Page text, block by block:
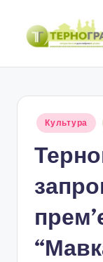
Перейти
Опубліковано
Культура